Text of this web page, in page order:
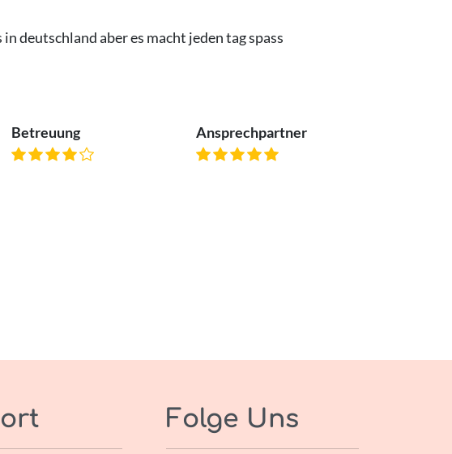
deutschland aber es macht jeden tag spass
Betreuung Ansprechpartner
Folge Uns